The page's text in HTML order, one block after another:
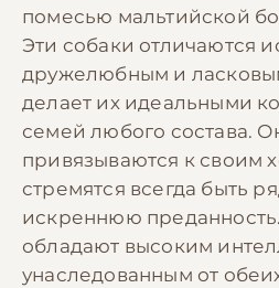
помесью мальтийской
Эти собаки отличаются
дружелюбным и
делает их идеальными
семей любого состава.
привязываются к своим
стремятся всегда быть
искреннюю
обладают высоким
унаследованным от